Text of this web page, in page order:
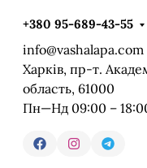
+380 95-689-43-55
info@vashalapa.com
Харків, пр-т.
область, 61000
Пн—Нд 09:00 –